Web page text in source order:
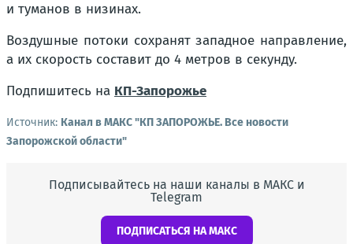
и туманов в низинах.
Воздушные потоки сохранят западное направление,
а их скорость составит до 4 метров в секунду.
Подпишитесь на КП-Запорожье
Источник: Канал в МАКС "КП ЗАПОРОЖЬЕ. Все новости
Запорожской области"
Подписывайтесь на наши каналы в МАКС и
Telegram
ПОДПИСАТЬСЯ НА МАКС